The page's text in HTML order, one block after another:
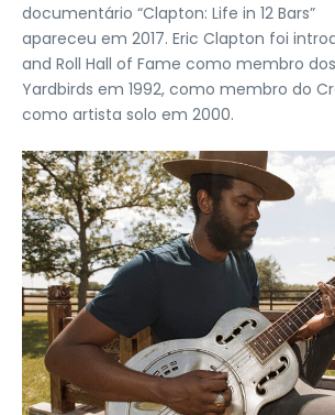
documentário “Clapton: Life in 12 Bars”
apareceu em 2017. Eric Clapton foi
and Roll Hall of Fame como membro dos
Yardbirds em 1992, como membro do
como artista solo em 2000.